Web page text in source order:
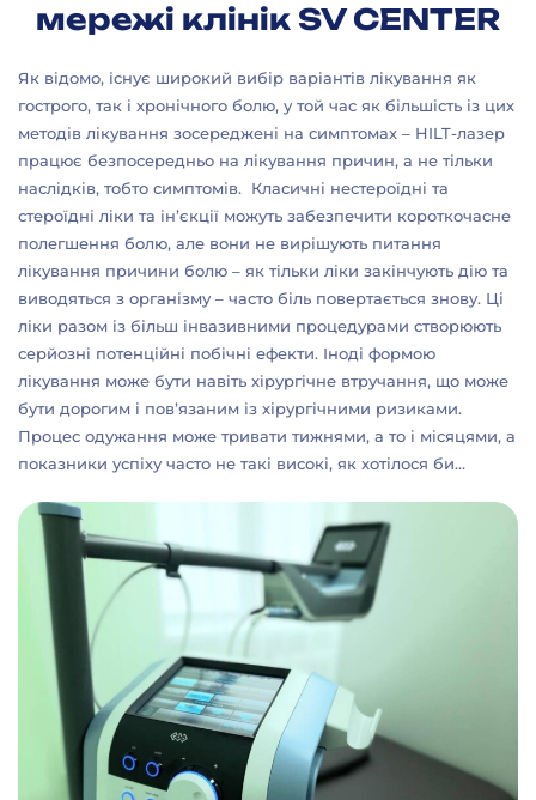
мережі клінік SV CENTER
Як відомо, існує широкий вибір варіантів лікування як
гострого, так і хронічного болю, у той час як більшість із цих
методів лікування зосереджені на симптомах – HILT-лазер
працює безпосередньо на лікування причин, а не тільки
наслідків, тобто симптомів. Класичні нестероїдні та
стероїдні ліки та ін’єкції можуть забезпечити короткочасне
полегшення болю, але вони не вирішують питання
лікування причини болю – як тільки ліки закінчують дію та
виводяться з організму – часто біль повертається знову. Ці
ліки разом із більш інвазивними процедурами створюють
серйозні потенційні побічні ефекти. Іноді формою
лікування може бути навіть хірургічне втручання, що може
бути дорогим і пов’язаним із хірургічними ризиками.
Процес одужання може тривати тижнями, а то і місяцями, а
показники успіху часто не такі високі, як хотілося би…